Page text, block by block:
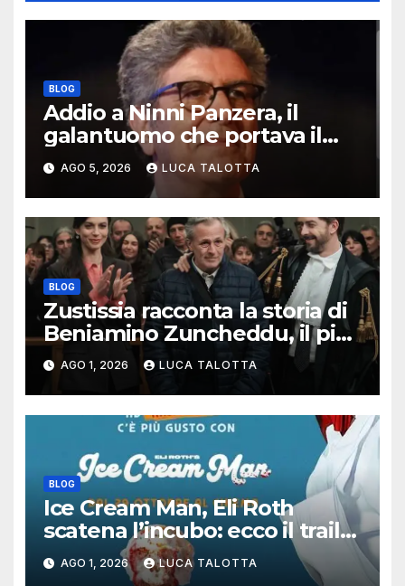
BLOG
Addio a Ninni Panzera, il
galantuomo che portava il
cinema dove non c’era
AGO 5, 2026 LUCA TALOTTA
BLOG
Zustissia racconta la storia di
Beniamino Zuncheddu, il più
lungo errore giudiziario della
storia italiana
AGO 1, 2026 LUCA TALOTTA
BLOG
Ice Cream Man, Eli Roth
scatena l’incubo: ecco il trailer
italiano dell’horror più
estremo di Halloween 2026
AGO 1, 2026 LUCA TALOTTA